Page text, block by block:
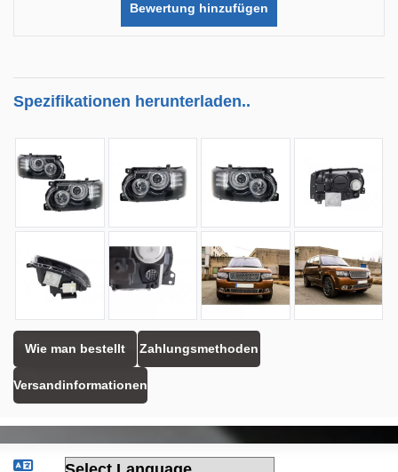
Bewertung hinzufügen
Spezifikationen herunterladen..
Wie man bestellt Zahlungsmethoden
Versandinformationen